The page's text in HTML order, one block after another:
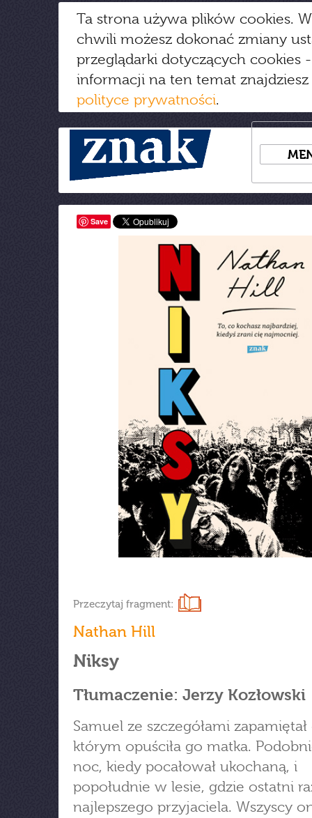
Ta strona używa plików cookies.
chwili możesz dokonać zmiany
przeglądarki dotyczących cookies
informacji na ten temat
polityce prywatności.
Save
Przeczytaj fragment:
Nathan Hill
Niksy
Tłumaczenie: Jerzy Kozłowski
Samuel ze szczegółami
którym opuściła go matka.
noc, kiedy pocałował ukochaną, i
popołudnie w lesie, gdzie ostatni
najlepszego przyjaciela. Wszyscy